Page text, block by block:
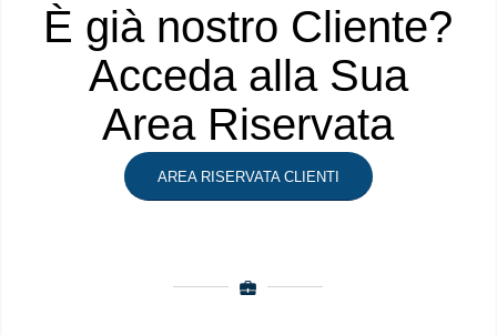
È già nostro Cliente?
Acceda alla Sua
Area Riservata
AREA RISERVATA CLIENTI